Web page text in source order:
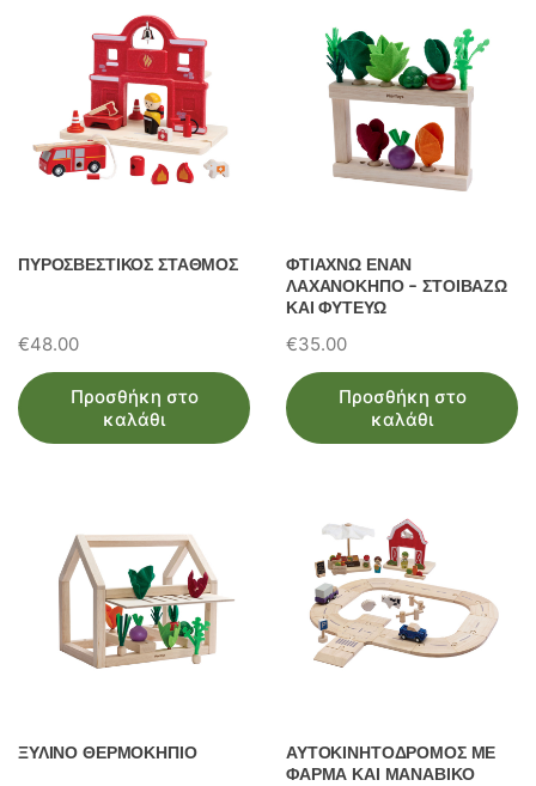
ΠΥΡΟΣΒΕΣΤΙΚΟΣ ΣΤΑΘΜΟΣ
€48.00
Προσθήκη στο
καλάθι
ΦΤΙΑΧΝΩ ΕΝΑΝ
ΛΑΧΑΝΟΚΗΠΟ – ΣΤΟΙΒΑΖΩ
ΚΑΙ ΦΥΤΕΥΩ
€35.00
Προσθήκη στο
καλάθι
ΞΥΛΙΝΟ ΘΕΡΜΟΚΗΠΙΟ
ΑΥΤΟΚΙΝΗΤΟΔΡΟΜΟΣ ΜΕ
ΦΑΡΜΑ ΚΑΙ ΜΑΝΑΒΙΚΟ